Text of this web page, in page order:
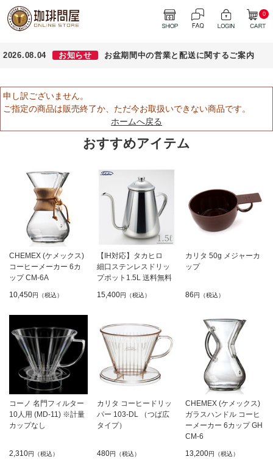
0
2026.08.04 お知らせ お盆期間中の営業と配送に関するご案内
申し訳ございません。
ご指定の商品は販売終了か、ただ今お取扱いできない商品です。
ホームへ戻る
おすすめアイテム
CHEMEX (ケメックス)
コーヒーメーカー 6カ
ップ CM-6A
10,450円（税込）
【IH対応】タカヒロ
細口ステンレスドリッ
プポット1.5L 送料無料
15,400円（税込）
カリタ 50g メジャーカ
ップ
86円（税込）
コーノ 名門フィルター
10人用 (MD-11) ※計量
カップなし
2,310円（税込）
カリタ コーヒードリッ
パー 103-DL （つば広
タイプ）
480円（税込）
CHEMEX (ケメックス)
ガラスハンドル コーヒ
ーメーカー 6カップ GH
CM-6
13,200円（税込）